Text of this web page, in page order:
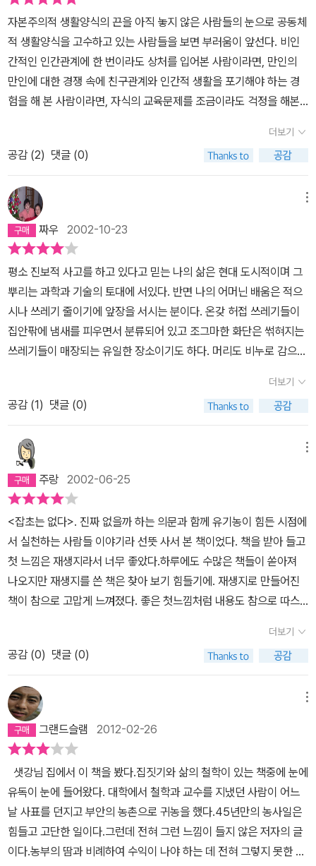
대문명은 쓰레기 문명이다.자연에는 쓰레기가 없다. 지금의 우리는
먹을 수 있는 음식도 음식쓰레기로 버리고 멀쩡한 옷도 유행이 다한
것이라며 버리고 심지어 더 일할 수 있는 사람까지 마구 버리는데너
무나 익숙해 있다.정말 버려야 할 것들은 버리지 못하면서말이다.혹
자는 자신들의 잣대로 저자를 바보같다고 논할 지도 모르겠다.친환경
농사 짓는다고 사서 고생한 댓가가 몇 시간 강의한 댓가의 백분의일
기며 살아가는 저자에게박수를 보낸다......
자본주의적 생활양식의 끈을 아직 놓지 않은 사람들의 눈으로 공동체
적 생활양식을 고수하고 있는 사람들을 보면 부러움이 앞선다. 비인
간적인 인간관계에 한 번이라도 상처를 입어본 사람이라면, 만인의
만인에 대한 경쟁 속에 친구관계와 인간적 생활을 포기해야 하는 경
험을 해 본 사람이라면, 자식의 교육문제를 조금이라도 걱정을 해본
적 생활양식의 끈을 놓고 싶으면서도 한가닥 미련과 거세게 밀려오는
불안 때문에 그 끈을 놓지 못하고 있다. 이 책은 이러한 끈을 과감하게
놓고 공동체적 생활을 해나가는 사람들의 이야기이다. 나는 이 글이
그런 생활의 장밋빛만 묘사했다면 별로 공감하지 못했을 것이다. 4장
변산일기 부분에서 그려진 공동체 사람들의 시행착오와 갈등들은 그
들의 생활을 짐작하게 하고 그들의 삶냄새, 땀냄새를 간접적으로나마
맡을 수 있었다. 언제가 될지 모르지만 내가 마침내 이 끈을 놓아버릴
수 있을 때 이 변산공동체는 내 삶과 생활의 모델이 될 수 있을 것이
다.
더보기
공감 (2) 댓글 (0)
짜우 2002-10-23
평소 진보적 사고를 하고 있다고 믿는 나의 삶은 현대 도시적이며 그
뿌리는 과학과 기술의 토대에 서있다. 반면 나의 어머닌 배움은 적으
시나 쓰레기 줄이기에 앞장을 서시는 분이다. 온갖 허접 쓰레기들이
집안팎에 냄새를 피우면서 분류되어 있고 조그마한 화단은 썪혀지는
쓰레기들이 매장되는 유일한 장소이기도 하다. 머리도 비누로 감으시
는 정도만을 세탁기에 이용한다. 또 있다. 헹굼물을 받아서 빨래하는
데 다시 이용하신다. 물절약 전기절약도 유난하시다. 그러다 보니 도
시적 삶을 산다는 나의 눈에는 친정집이 구중중하기 그지없다. 내가
생태학적 접근을 하는 것이 머리로는 어머니와 비교할 바가 없을 것
이다. 하지만 행동의 측면에서는 어떠할까?나는 이 책을 읽으면서 많
은 느낌을 가졌지만 아는 것을 행동으로 옮겨야 한다는 점에 가장 강
한 인상을 받았다. 공동체에 며칠 머물다 가는 일조차 3-4일의 여정
을 잡아서 힘껏 일하지 않으면 받아주지 않는 공동체, 그건 공동체의
생활이 잡히기까지 반드시 필요한 조건이란 생각을 하였다. 우리들이
공동체에 대해 갖는 관심은 내 삶의 향방을 결정하기 위한 것이기 보
다는 호기심이나 지적 여유에서 비롯되는 것이 대부분일 것이기 때문
이다. 작은 호기심이 삶의 터전을 흐트러뜨린다면 그건 알건 모르건
죄악에 가까운 것일 터이다.저자의 관점에 대해서 옳다고 생각을 하
면서도 나의 삶을 조금이라도 바꾸는데 나는 선뜻 동의하고 있는지
아가는 것은 우리 어머니와 같은 자세가 아닐까 싶다. 잡초는 없다. 혹
은 쓰레기는 없다는 것은 자연의 순환이 이루어질때까지 기다리고 함
께 어우러질수 있는 견딤이 있어야만 이루어 진다고 생각한다.과거로
돌아가서 살 수는 없겠지만 지금의 속도와 방향이 옳은 것도 아니라
고 생각을 한다. 자연과 더불어 살고자 하는 공생적 자세를 갖지 않는
다면 SF영화에서 흔히 보는 우울하고 폐허화된 지구에서 함께 사멸
해야할 것이다. 관심과 이해가 책을 읽고 책장을 덮은 뒤 차츰 소멸되
지 않도록 나는 행동하는 삶을 살아야 되겠다는 다짐을 해본다.불이
되길 원하면서 살아온 내가 저자처럼 옅은 맛을 내면서 물처럼 흐를
더보기
공감 (1) 댓글 (0)
주랑 2002-06-25
<잡초는 없다>. 진짜 없을까 하는 의문과 함께 유기농이 힘든 시점에
서 실천하는 사람들 이야기라 선뜻 사서 본 책이었다. 책을 받아 들고
첫 느낌은 재생지라서 너무 좋았다.하루에도 수많은 책들이 쏟아져
나오지만 재생지를 쓴 책은 찾아 보기 힘들기에. 재생지로 만들어진
책이 참으로 고맙게 느껴졌다. 좋은 첫느낌처럼 내용도 참으로 따스
일, 식량 자급자족의 필요성, 이런 것들이 소박하게 나타나 있었다. 어
렵지 않은 말로 알아 듣기 쉽게 씌여진 책이 고맙게 생각되었다. 쉽지
않은 결단을 성심껏 실천해 가는 모습이 앞으로 우리의 모습이 되어
야 하지 싶은 마음이 들었다.또 한가지는 이 책을 읽으면서 사람과 관
련되어 생각하게 되어지는 부분이었다. 식물에, 자연에 잡초가 없는
것처럼 우리 인간들 세상에도 잡초(없어야 할 사람)는 없다는 생각을
하게 되었다. 자세히 관찰하고 살펴보면 다 그 쓰임이 있는 것처럼 사
람 사는 세샹에도 모두 다 중요한 사람이라는 생각을 하게 되는 것. 이
책을 읽으면서 얻은 귀중한 또 하나의 교훈이다. '만드는 문화'가 아닌
'기르는 문화' 그것이 앞으로 우리가 지향해야 할 길인 것은 확실하다.
우리의 어여쁜 후배들을 위해. 자연스러운 모습으로 살아가야 할 것
이다.
더보기
공감 (0) 댓글 (0)
그랜드슬램 2012-02-26
샛강님 집에서 이 책을 봤다.집짓기와 삶의 철학이 있는 책중에 눈에
유독이 눈에 들어왔다. 대학에서 철학과 교수를 지냈던 사람이 어느
날 사표를 던지고 부안의 농촌으로 귀농을 했다.45년만의 농사일은
힘들고 고단한 일이다.그런데 전혀 그런 느낌이 들지 않은 저자의 글
이다.농부의 땀과 비례하여 수익이 나야 하는 데 전혀 그렇지 못한 현